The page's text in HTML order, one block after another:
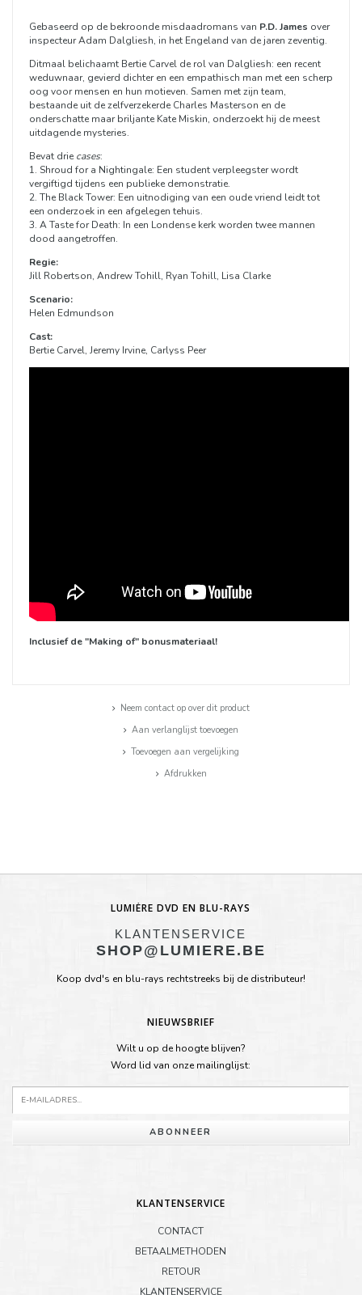
Gebaseerd op de bekroonde misdaadromans van P.D. James over
inspecteur Adam Dalgliesh, in het Engeland van de jaren zeventig.
Ditmaal belichaamt Bertie Carvel de rol van Dalgliesh: een recent
weduwnaar, gevierd dichter en een empathisch man met een scherp
oog voor mensen en hun motieven. Samen met zijn team,
bestaande uit de zelfverzekerde Charles Masterson en de
onderschatte maar briljante Kate Miskin, onderzoekt hij de meest
uitdagende mysteries.
Bevat drie cases:
1. Shroud for a Nightingale: Een student verpleegster wordt
vergiftigd tijdens een publieke demonstratie.
2. The Black Tower: Een uitnodiging van een oude vriend leidt tot
een onderzoek in een afgelegen tehuis.
3. A Taste for Death: In een Londense kerk worden twee mannen
dood aangetroffen.
Regie:
Jill Robertson, Andrew Tohill, Ryan Tohill, Lisa Clarke
Scenario:
Helen Edmundson
Cast:
Bertie Carvel, Jeremy Irvine, Carlyss Peer
Inclusief de "Making of" bonusmateriaal!
Neem contact op over dit product
Aan verlanglijst toevoegen
Toevoegen aan vergelijking
Afdrukken
LUMIÈRE DVD EN BLU-RAYS
KLANTENSERVICE
SHOP@LUMIERE.BE
Koop dvd's en blu-rays rechtstreeks bij de distributeur!
NIEUWSBRIEF
Wilt u op de hoogte blijven?
Word lid van onze mailinglijst:
ABONNEER
KLANTENSERVICE
CONTACT
BETAALMETHODEN
RETOUR
KLANTENSERVICE